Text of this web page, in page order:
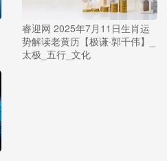
睿迎网 2025年7月11日生肖运
势解读老黄历【极谦·郭千伟】_
太极_五行_文化